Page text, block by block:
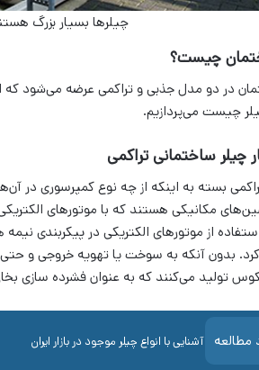
چیلرها بسیار بزرگ
چیست؟
در دو مدل جذبی و تراکمی عرضه می‌شود که
چیست می‌پردازیم.
چیلر ساختمانی تراکمی
بسته به اینکه از چه نوع کمپرسوری در
مکانیکی هستند که با موتورهای
از موتورهای الکتریکی در پیکر‌بندی
بدون آنکه به سوخت یا تهویه خروجی و
تولید می‌کنند که به عنوان فشرده سازی
مطالعه آشنایی با انواع چیلر موجود در بازار ایران